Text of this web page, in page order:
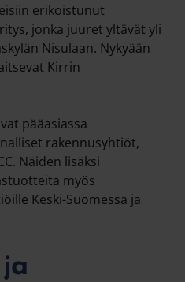
erikoistunut
jonka juuret yltävät yli
Nisulaan. Nykyään
Kirrin
pääasiassa
rakennusyhtiöt,
Näiden lisäksi
myös
Keski-Suomessa ja